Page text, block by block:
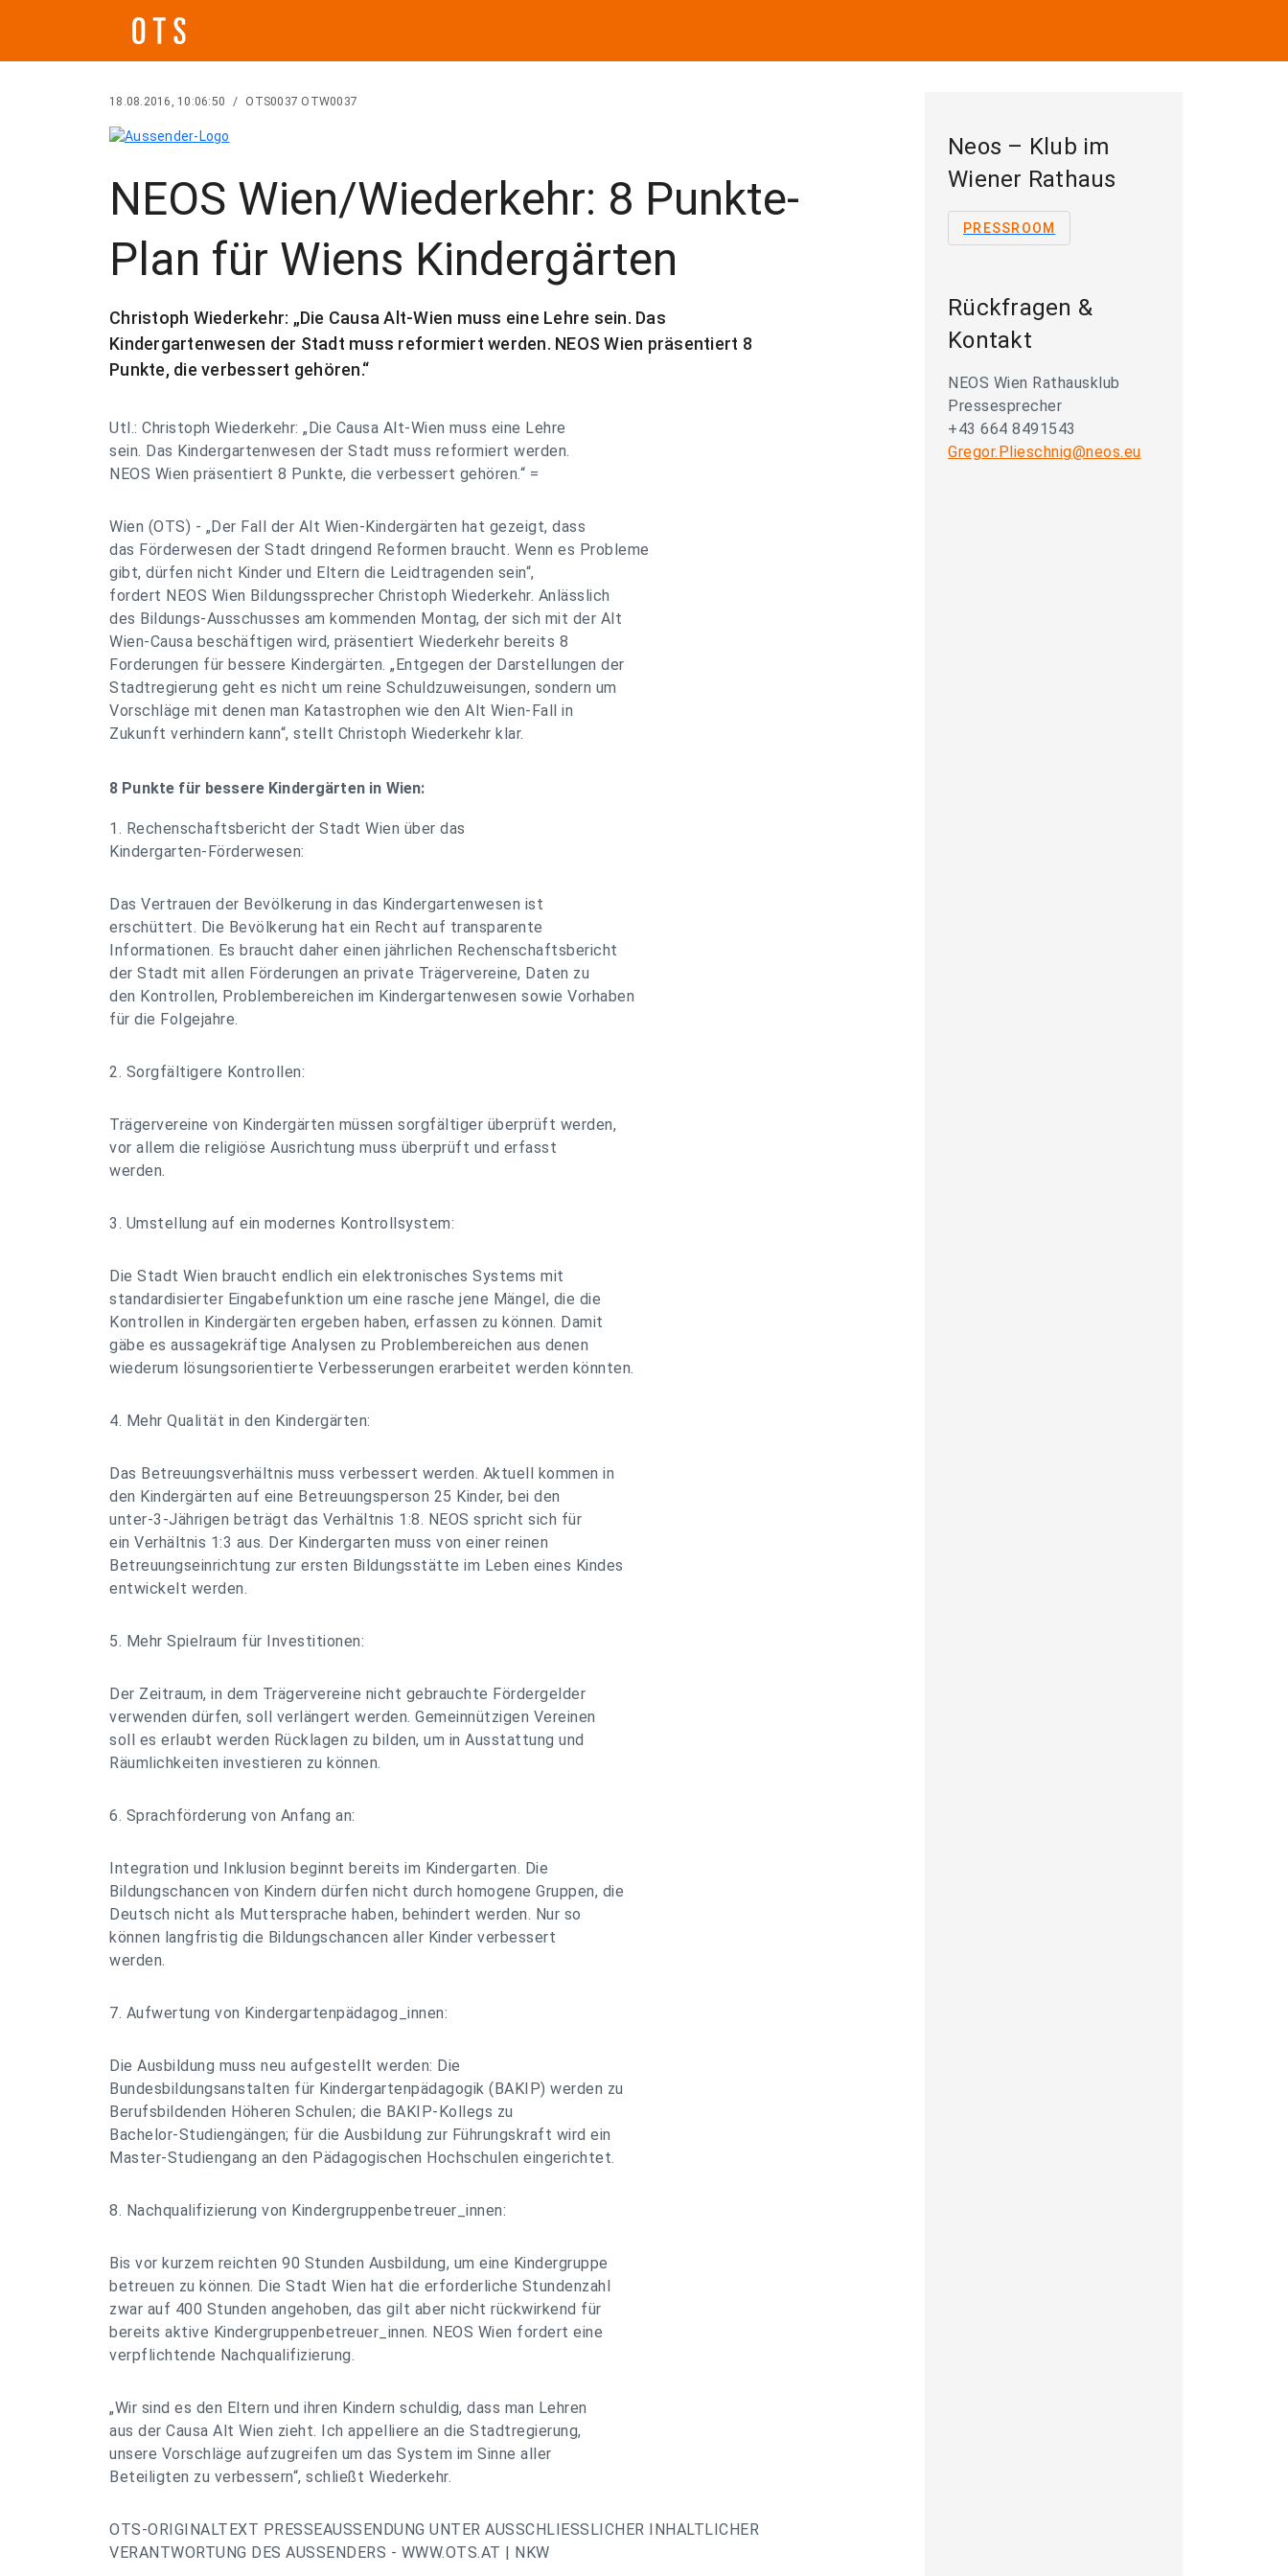
18.08.2016, 10:06:50 / OTS0037 OTW0037
NEOS Wien/Wiederkehr: 8 Punkte-
Plan für Wiens Kindergärten
Christoph Wiederkehr: „Die Causa Alt-Wien muss eine Lehre sein. Das
Kindergartenwesen der Stadt muss reformiert werden. NEOS Wien präsentiert 8
Punkte, die verbessert gehören.“
Utl.: Christoph Wiederkehr: „Die Causa Alt-Wien muss eine Lehre
sein. Das Kindergartenwesen der Stadt muss reformiert werden.
NEOS Wien präsentiert 8 Punkte, die verbessert gehören.“ =
Wien (OTS) - „Der Fall der Alt Wien-Kindergärten hat gezeigt, dass
das Förderwesen der Stadt dringend Reformen braucht. Wenn es Probleme
gibt, dürfen nicht Kinder und Eltern die Leidtragenden sein“,
fordert NEOS Wien Bildungssprecher Christoph Wiederkehr. Anlässlich
des Bildungs-Ausschusses am kommenden Montag, der sich mit der Alt
Wien-Causa beschäftigen wird, präsentiert Wiederkehr bereits 8
Forderungen für bessere Kindergärten. „Entgegen der Darstellungen der
Stadtregierung geht es nicht um reine Schuldzuweisungen, sondern um
Vorschläge mit denen man Katastrophen wie den Alt Wien-Fall in
Zukunft verhindern kann“, stellt Christoph Wiederkehr klar.
8 Punkte für bessere Kindergärten in Wien:
1. Rechenschaftsbericht der Stadt Wien über das
Kindergarten-Förderwesen:
Das Vertrauen der Bevölkerung in das Kindergartenwesen ist
erschüttert. Die Bevölkerung hat ein Recht auf transparente
Informationen. Es braucht daher einen jährlichen Rechenschaftsbericht
der Stadt mit allen Förderungen an private Trägervereine, Daten zu
den Kontrollen, Problembereichen im Kindergartenwesen sowie Vorhaben
für die Folgejahre.
2. Sorgfältigere Kontrollen:
Trägervereine von Kindergärten müssen sorgfältiger überprüft werden,
vor allem die religiöse Ausrichtung muss überprüft und erfasst
werden.
3. Umstellung auf ein modernes Kontrollsystem:
Die Stadt Wien braucht endlich ein elektronisches Systems mit
standardisierter Eingabefunktion um eine rasche jene Mängel, die die
Kontrollen in Kindergärten ergeben haben, erfassen zu können. Damit
gäbe es aussagekräftige Analysen zu Problembereichen aus denen
wiederum lösungsorientierte Verbesserungen erarbeitet werden könnten.
4. Mehr Qualität in den Kindergärten:
Das Betreuungsverhältnis muss verbessert werden. Aktuell kommen in
den Kindergärten auf eine Betreuungsperson 25 Kinder, bei den
unter-3-Jährigen beträgt das Verhältnis 1:8. NEOS spricht sich für
ein Verhältnis 1:3 aus. Der Kindergarten muss von einer reinen
Betreuungseinrichtung zur ersten Bildungsstätte im Leben eines Kindes
entwickelt werden.
5. Mehr Spielraum für Investitionen:
Der Zeitraum, in dem Trägervereine nicht gebrauchte Fördergelder
verwenden dürfen, soll verlängert werden. Gemeinnützigen Vereinen
soll es erlaubt werden Rücklagen zu bilden, um in Ausstattung und
Räumlichkeiten investieren zu können.
6. Sprachförderung von Anfang an:
Integration und Inklusion beginnt bereits im Kindergarten. Die
Bildungschancen von Kindern dürfen nicht durch homogene Gruppen, die
Deutsch nicht als Muttersprache haben, behindert werden. Nur so
können langfristig die Bildungschancen aller Kinder verbessert
werden.
7. Aufwertung von Kindergartenpädagog_innen:
Die Ausbildung muss neu aufgestellt werden: Die
Bundesbildungsanstalten für Kindergartenpädagogik (BAKIP) werden zu
Berufsbildenden Höheren Schulen; die BAKIP-Kollegs zu
Bachelor-Studiengängen; für die Ausbildung zur Führungskraft wird ein
Master-Studiengang an den Pädagogischen Hochschulen eingerichtet.
8. Nachqualifizierung von Kindergruppenbetreuer_innen:
Bis vor kurzem reichten 90 Stunden Ausbildung, um eine Kindergruppe
betreuen zu können. Die Stadt Wien hat die erforderliche Stundenzahl
zwar auf 400 Stunden angehoben, das gilt aber nicht rückwirkend für
bereits aktive Kindergruppenbetreuer_innen. NEOS Wien fordert eine
verpflichtende Nachqualifizierung.
„Wir sind es den Eltern und ihren Kindern schuldig, dass man Lehren
aus der Causa Alt Wien zieht. Ich appelliere an die Stadtregierung,
unsere Vorschläge aufzugreifen um das System im Sinne aller
Beteiligten zu verbessern“, schließt Wiederkehr.​
OTS-ORIGINALTEXT PRESSEAUSSENDUNG UNTER AUSSCHLIESSLICHER INHALTLICHER
VERANTWORTUNG DES AUSSENDERS - WWW.OTS.AT | NKW
Neos – Klub im
Wiener Rathaus
PRESSROOM
Rückfragen &
Kontakt
NEOS Wien Rathausklub
Pressesprecher
+43 664 8491543
Gregor.Plieschnig@neos.eu